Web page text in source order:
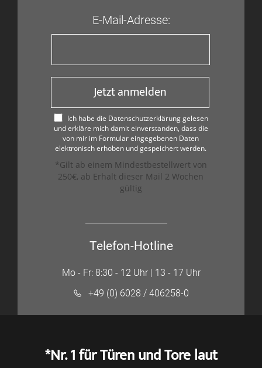
E-Mail-Adresse:
Jetzt anmelden
Ich habe die Datenschutzerklärung gelesen
und erkläre mich damit einverstanden, dass die
von mir im Formular eingegebenen Daten
elektronisch erhoben und gespeichert werden.
*Gilt ab einem Mindestbestellwert von
250€, ab Erhalt dieser Mail 2 Wochen
gültig
Telefon-Hotline
Mo - Fr: 8:30 - 12 Uhr | 13 - 17 Uhr
+49 (0) 6028 / 406258-0
*Nr. 1 für Türen und Tore laut